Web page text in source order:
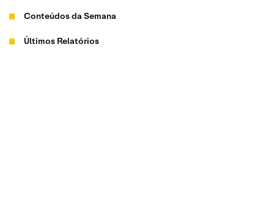
Conteúdos da Semana
Últimos Relatórios